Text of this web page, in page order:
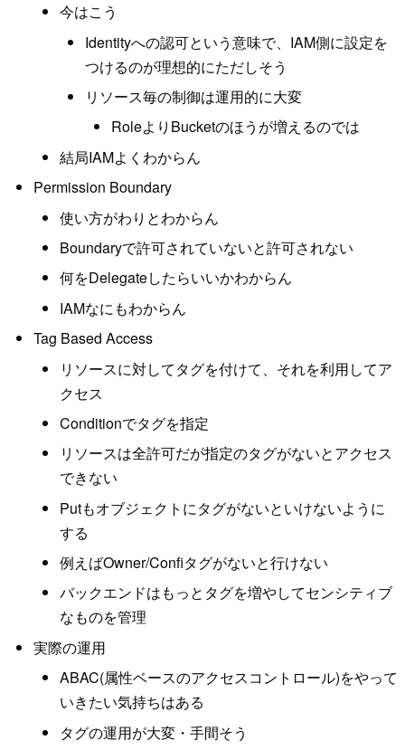
今はこう
Identityへの認可という意味で、IAM側に設定を
つけるのが理想的にただしそう
リソース毎の制御は運用的に大変
RoleよりBucketのほうが増えるのでは
結局IAMよくわからん
Permission Boundary
使い方がわりとわからん
Boundaryで許可されていないと許可されない
何をDelegateしたらいいかわからん
IAMなにもわからん
Tag Based Access
リソースに対してタグを付けて、それを利用してア
クセス
Conditionでタグを指定
リソースは全許可だが指定のタグがないとアクセス
できない
Putもオブジェクトにタグがないといけないように
する
例えばOwner/Confiタグがないと行けない
バックエンドはもっとタグを増やしてセンシティブ
なものを管理
実際の運用
ABAC(属性ベースのアクセスコントロール)をやって
いきたい気持ちはある
タグの運用が大変・手間そう